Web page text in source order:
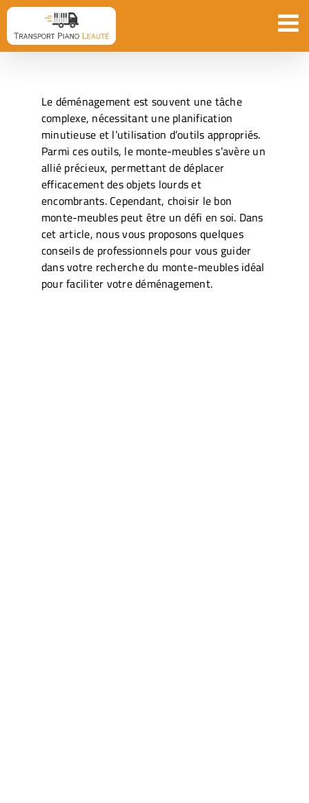
Passer
contenu
Le déménagement est souvent une tâche
complexe, nécessitant une planification
minutieuse et l’utilisation d’outils appropriés.
Parmi ces outils, le monte-meubles s’avère un
allié précieux, permettant de déplacer
efficacement des objets lourds et
encombrants. Cependant, choisir le bon
monte-meubles peut être un défi en soi. Dans
cet article, nous vous proposons quelques
conseils de professionnels pour vous guider
dans votre recherche du monte-meubles idéal
pour faciliter votre déménagement.